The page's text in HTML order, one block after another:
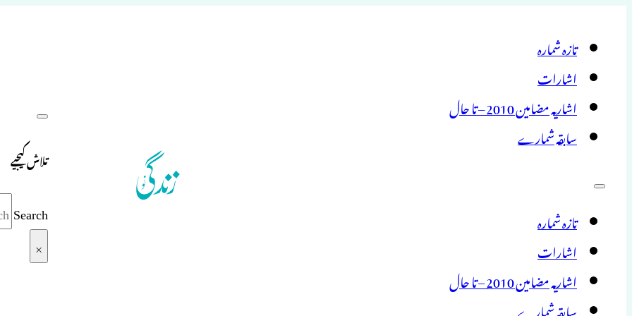
تازہ شمارہ
اشارات
اشاریہ مضامین 2010 – تا حال
سابقہ شمارے
تازہ شمارہ
اشارات
اشاریہ مضامین 2010 – تا حال
سابقہ شمارے
تلاش کیجیے
Search
×